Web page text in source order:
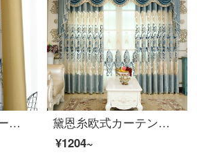
黛恩糸中国式のカーテンは簡単に現代の古典色のリビングルームのカーテンを合わせます。中国風の完成品は遮光布のデザインをカスタマイズします。一：山水家の青い布（固定幅5.4メートル、6.1メートル、7.4メートル）
黛恩糸欧式カーテン客間の完成品の豪華な雰囲気の床に着いたカーテンの窓の紗の刺繍の絹の絨の別荘の半遮光のカーテンはカスタマイズして霧の中で花の青い布を見て何メートルを要していくつか撮りますか？
¥1204~